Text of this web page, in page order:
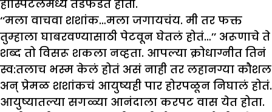
हॉस्पिटलमध्ये तडफडत होती.
‘‘मला वाचवा शशांक…मला जगायचंय. मी तर फक्त
तुम्हाला घाबरवण्यासाठी पेटवून घेतलं होतं…’’ अरूणाचे ते
शब्द तो विसरू शकला नव्हता. आपल्या क्रोधाग्नीत तिनं
स्व:तलाच भस्म केलं होतं असं नाही तर लहानग्या कौशल
अन् प्रेमळ शशांकचं आयुष्यही पार होरपळून निघालं होतं.
आयुष्यातल्या सगळ्या आनंदाला करपट वास येत होता.